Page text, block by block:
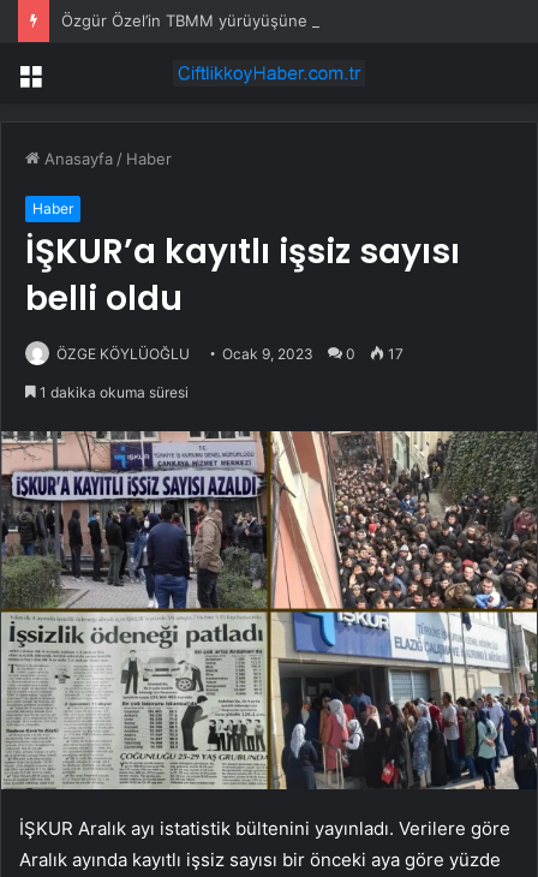
Menü
Anasayfa / Haber
Haber
İŞKUR’a kayıtlı işsiz sayısı
belli oldu
ÖZGE KÖYLÜOĞLU Ocak 9, 2023 0 17
1 dakika okuma süresi
İŞKUR Aralık ayı istatistik bültenini yayınladı. Verilere göre
Aralık ayında kayıtlı işsiz sayısı bir önceki aya göre yüzde